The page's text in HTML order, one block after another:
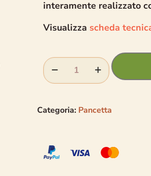
interamente realizzato
Visualizza scheda
Categoria: Pancetta